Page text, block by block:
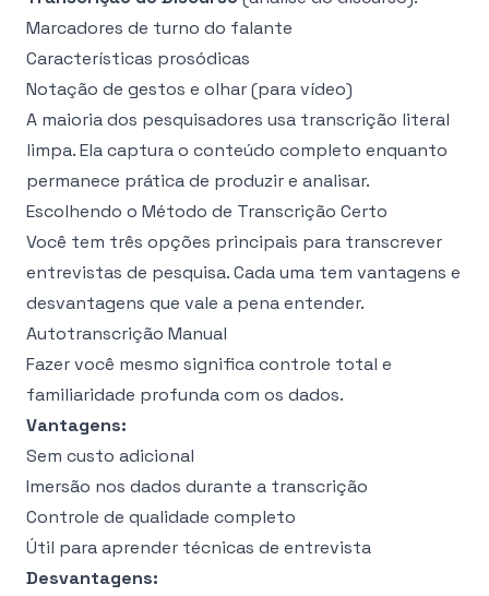
Marcadores de turno do falante
Características prosódicas
Notação de gestos e olhar (para vídeo)
A maioria dos pesquisadores usa transcrição literal
limpa. Ela captura o conteúdo completo enquanto
permanece prática de produzir e analisar.
Escolhendo o Método de Transcrição Certo
Você tem três opções principais para transcrever
entrevistas de pesquisa. Cada uma tem vantagens e
desvantagens que vale a pena entender.
Autotranscrição Manual
Fazer você mesmo significa controle total e
familiaridade profunda com os dados.
Vantagens:
Sem custo adicional
Imersão nos dados durante a transcrição
Controle de qualidade completo
Útil para aprender técnicas de entrevista
Desvantagens: